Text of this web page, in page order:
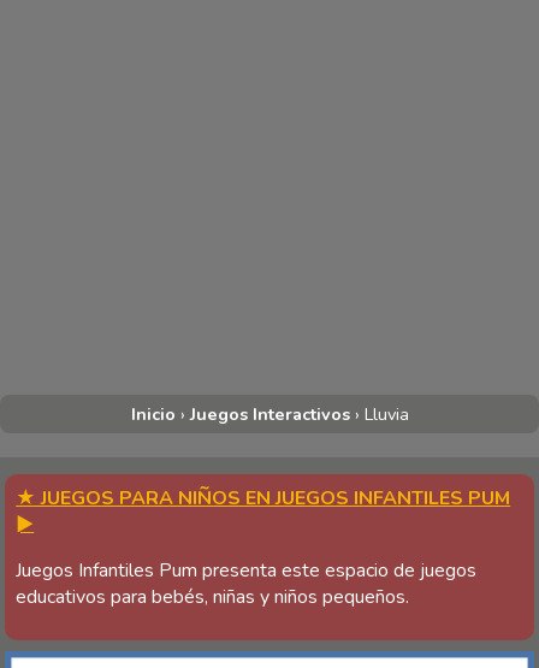
Inicio ›Juegos Interactivos› Lluvia
★ JUEGOS PARA NIÑOS EN JUEGOS INFANTILES PUM
►
Juegos Infantiles Pum presenta este espacio de juegos
educativos para bebés, niñas y niños pequeños.